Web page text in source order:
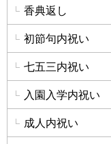
香典返し
初節句内祝い
七五三内祝い
入園入学内祝い
成人内祝い